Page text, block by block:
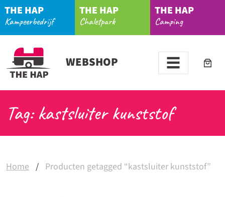
THE HAP
Kampeerbedrijf
THE HAP
Chaletpark
THE HAP
Camping
WEBSHOP
Tag: kastsluiter kunststof
Home / Producten getagged “kastsluiter kunststof”